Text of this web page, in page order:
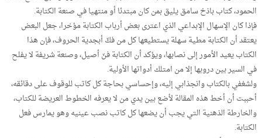
الحمود، كتاب باذخ سامق يليق بمن كان مبتدئا أو منتهيا في صنعة الكتابة.
فإذا كان الإسهال الإبداعي الذي اعترى بعض أرباب الكتابة مؤخرا، جعل البعض
يعتقد أن الكتابة مطية سهلة يستطيعها كل من فكّ أبجدية الحروف، فإن هذا
الكتاب يعيد الأمور إلى نصابها، ويؤكد أن الكتابة فنّ أصيل، وصنعة شريفة لا يفلح
في السير بين دروبها إلا من امتلك أدواتها الأولية.
ولشغفي بالكتاب وانجذابي إليه، وإحساسي بحاجة كل كاتب للوقوف على دقائقه،
أحببت أن أخط هذه المقالة لأضع بين يدي من لا يعرفه الخطوط العريضة للكتاب،
والخارطة الذهنية التي يجب أن يضعها كل كاتب نصب عينيه وهو يمارس فعل
الكتابة.